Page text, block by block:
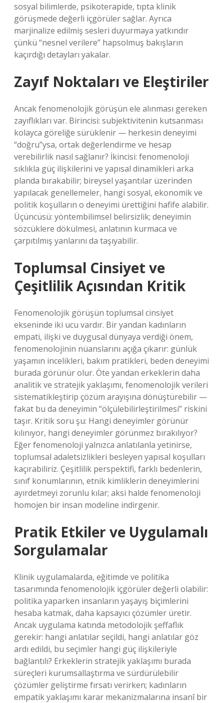
sosyal bilimlerde, psikoterapide, tıpta klinik
görüşmede değerli içgörüler sağlar. Ayrıca
marjinalize edilmiş sesleri duyurmaya yatkındır
çünkü “nesnel verilere” hapsolmuş bakışların
kaçırdığı detayları yakalar.
Zayıf Noktaları ve Eleştiriler
Ancak fenomenolojik görüşün ele alınması gereken
zayıflıkları var. Birincisi: subjektivitenin kutsanması
kolayca göreliğe sürüklenir — herkesin deneyimi
“doğru”ysa, ortak değerlendirme ve hesap
verebilirlik nasıl sağlanır? İkincisi: fenomenoloji
sıklıkla güç ilişkilerini ve yapısal dinamikleri arka
planda bırakabilir; bireysel yaşantılar üzerinden
yapılacak genellemeler, hangi sosyal, ekonomik ve
politik koşulların o deneyimi ürettiğini hafife alabilir.
Üçüncüsü: yöntembilimsel belirsizlik; deneyimin
sözcüklere dökülmesi, anlatının kurmaca ve
çarpıtılmış yanlarını da taşıyabilir.
Toplumsal Cinsiyet ve
Çeşitlilik Açısından Kritik
Fenomenolojik görüşün toplumsal cinsiyet
ekseninde iki ucu vardır. Bir yandan kadınların
empati, ilişki ve duygusal dünyaya verdiği önem,
fenomenolojinin nüanslarını açığa çıkarır: günlük
yaşamın incelikleri, bakım pratikleri, beden deneyimi
burada görünür olur. Öte yandan erkeklerin daha
analitik ve stratejik yaklaşımı, fenomenolojik verileri
sistematikleştirip çözüm arayışına dönüştürebilir —
fakat bu da deneyimin “ölçülebilirleştirilmesi” riskini
taşır. Kritik soru şu: Hangi deneyimler görünür
kılınıyor, hangi deneyimler görünmez bırakılıyor?
Eğer fenomenoloji yalnızca anlatılanla yetinirse,
toplumsal adaletsizlikleri besleyen yapısal koşulları
kaçırabiliriz. Çeşitlilik perspektifi, farklı bedenlerin,
sınıf konumlarının, etnik kimliklerin deneyimlerini
ayırdetmeyi zorunlu kılar; aksi halde fenomenoloji
homojen bir insan modeline indirgenir.
Pratik Etkiler ve Uygulamalı
Sorgulamalar
Klinik uygulamalarda, eğitimde ve politika
tasarımında fenomenolojik içgörüler değerli olabilir:
politika yaparken insanların yaşayış biçimlerini
hesaba katmak, daha kapsayıcı çözümler üretir.
Ancak uygulama katında metodolojik şeffaflık
gerekir: hangi anlatılar seçildi, hangi anlatılar göz
ardı edildi, bu seçimler hangi güç ilişkileriyle
bağlantılı? Erkeklerin stratejik yaklaşımı burada
süreçleri kurumsallaştırma ve sürdürülebilir
çözümler geliştirme fırsatı verirken; kadınların
empatik yaklaşımı karar mekanizmalarına insanî bir